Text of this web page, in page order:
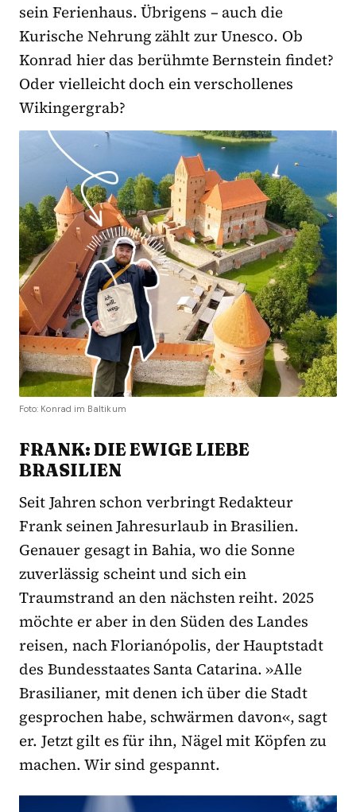
sein Ferienhaus. Übrigens – auch die
Kurische Nehrung zählt zur Unesco. Ob
Konrad hier das berühmte Bernstein findet?
Oder vielleicht doch ein verschollenes
Wikingergrab?
Foto: Konrad im Baltikum
FRANK: DIE EWIGE LIEBE
BRASILIEN
Seit Jahren schon verbringt Redakteur
Frank seinen Jahresurlaub in Brasilien.
Genauer gesagt in Bahia, wo die Sonne
zuverlässig scheint und sich ein
Traumstrand an den nächsten reiht. 2025
möchte er aber in den Süden des Landes
reisen, nach Florianópolis, der Hauptstadt
des Bundesstaates Santa Catarina. »Alle
Brasilianer, mit denen ich über die Stadt
gesprochen habe, schwärmen davon«, sagt
er. Jetzt gilt es für ihn, Nägel mit Köpfen zu
machen. Wir sind gespannt.